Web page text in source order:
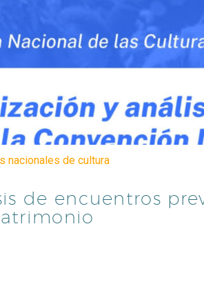
nacionales de cultura
de encuentros